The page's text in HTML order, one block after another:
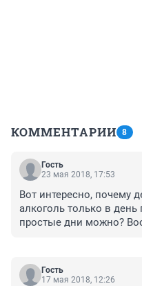
КОММЕНТАРИИ 8
Гость
23 мая 2018, 17:53
Вот интересно, почему
алкоголь только в
простые дни можно?
дурацкий запрет это,
ничему ни кого не научит
Гость
17 мая 2018, 12:26